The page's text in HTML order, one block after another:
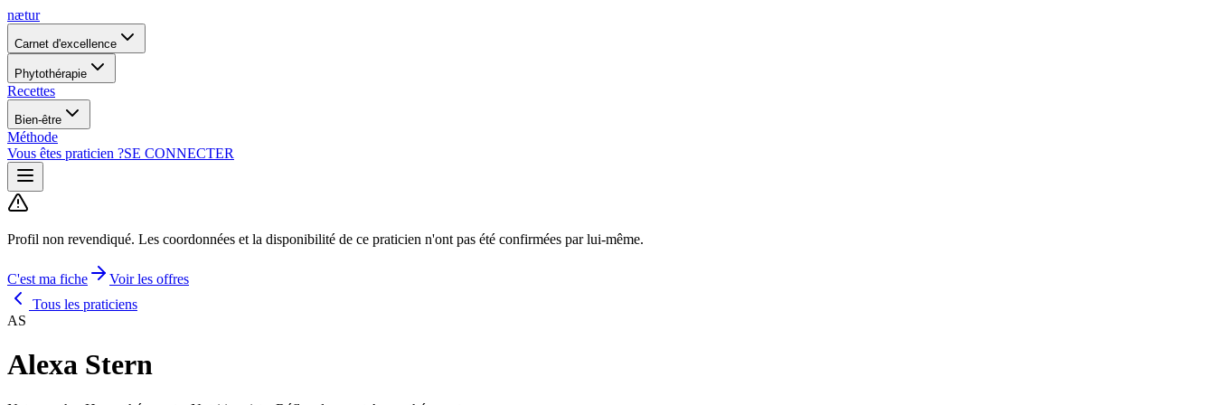
nætur
Carnet d'excellence
Phytothérapie
Recettes
Bien-être
Méthode
Vous êtes praticien ?SE CONNECTER
Profil non revendiqué. Les coordonnées et la disponibilité de ce praticien n'ont pas été confirmées par lui-même.
C'est ma fiche
Voir les offres
Tous les praticiens
AS
Alexa Stern